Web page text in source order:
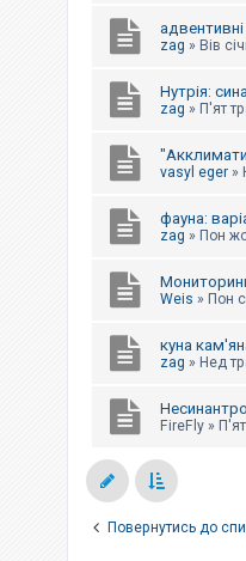
zag » Вів
Нутрія:
zag » П'ят
vasyl eger »
фауна:
zag » Пон
Weis » Пон
куна
zag » Нед
FireFly »
Повернутись до